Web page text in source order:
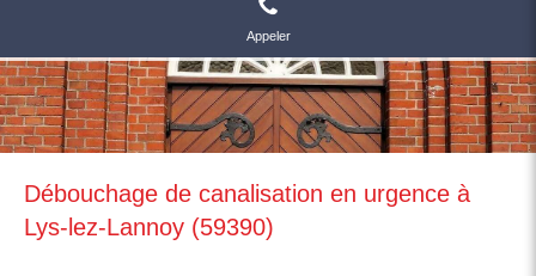
Appeler
Débouchage de canalisation en urgence à
Lys-lez-Lannoy (59390)